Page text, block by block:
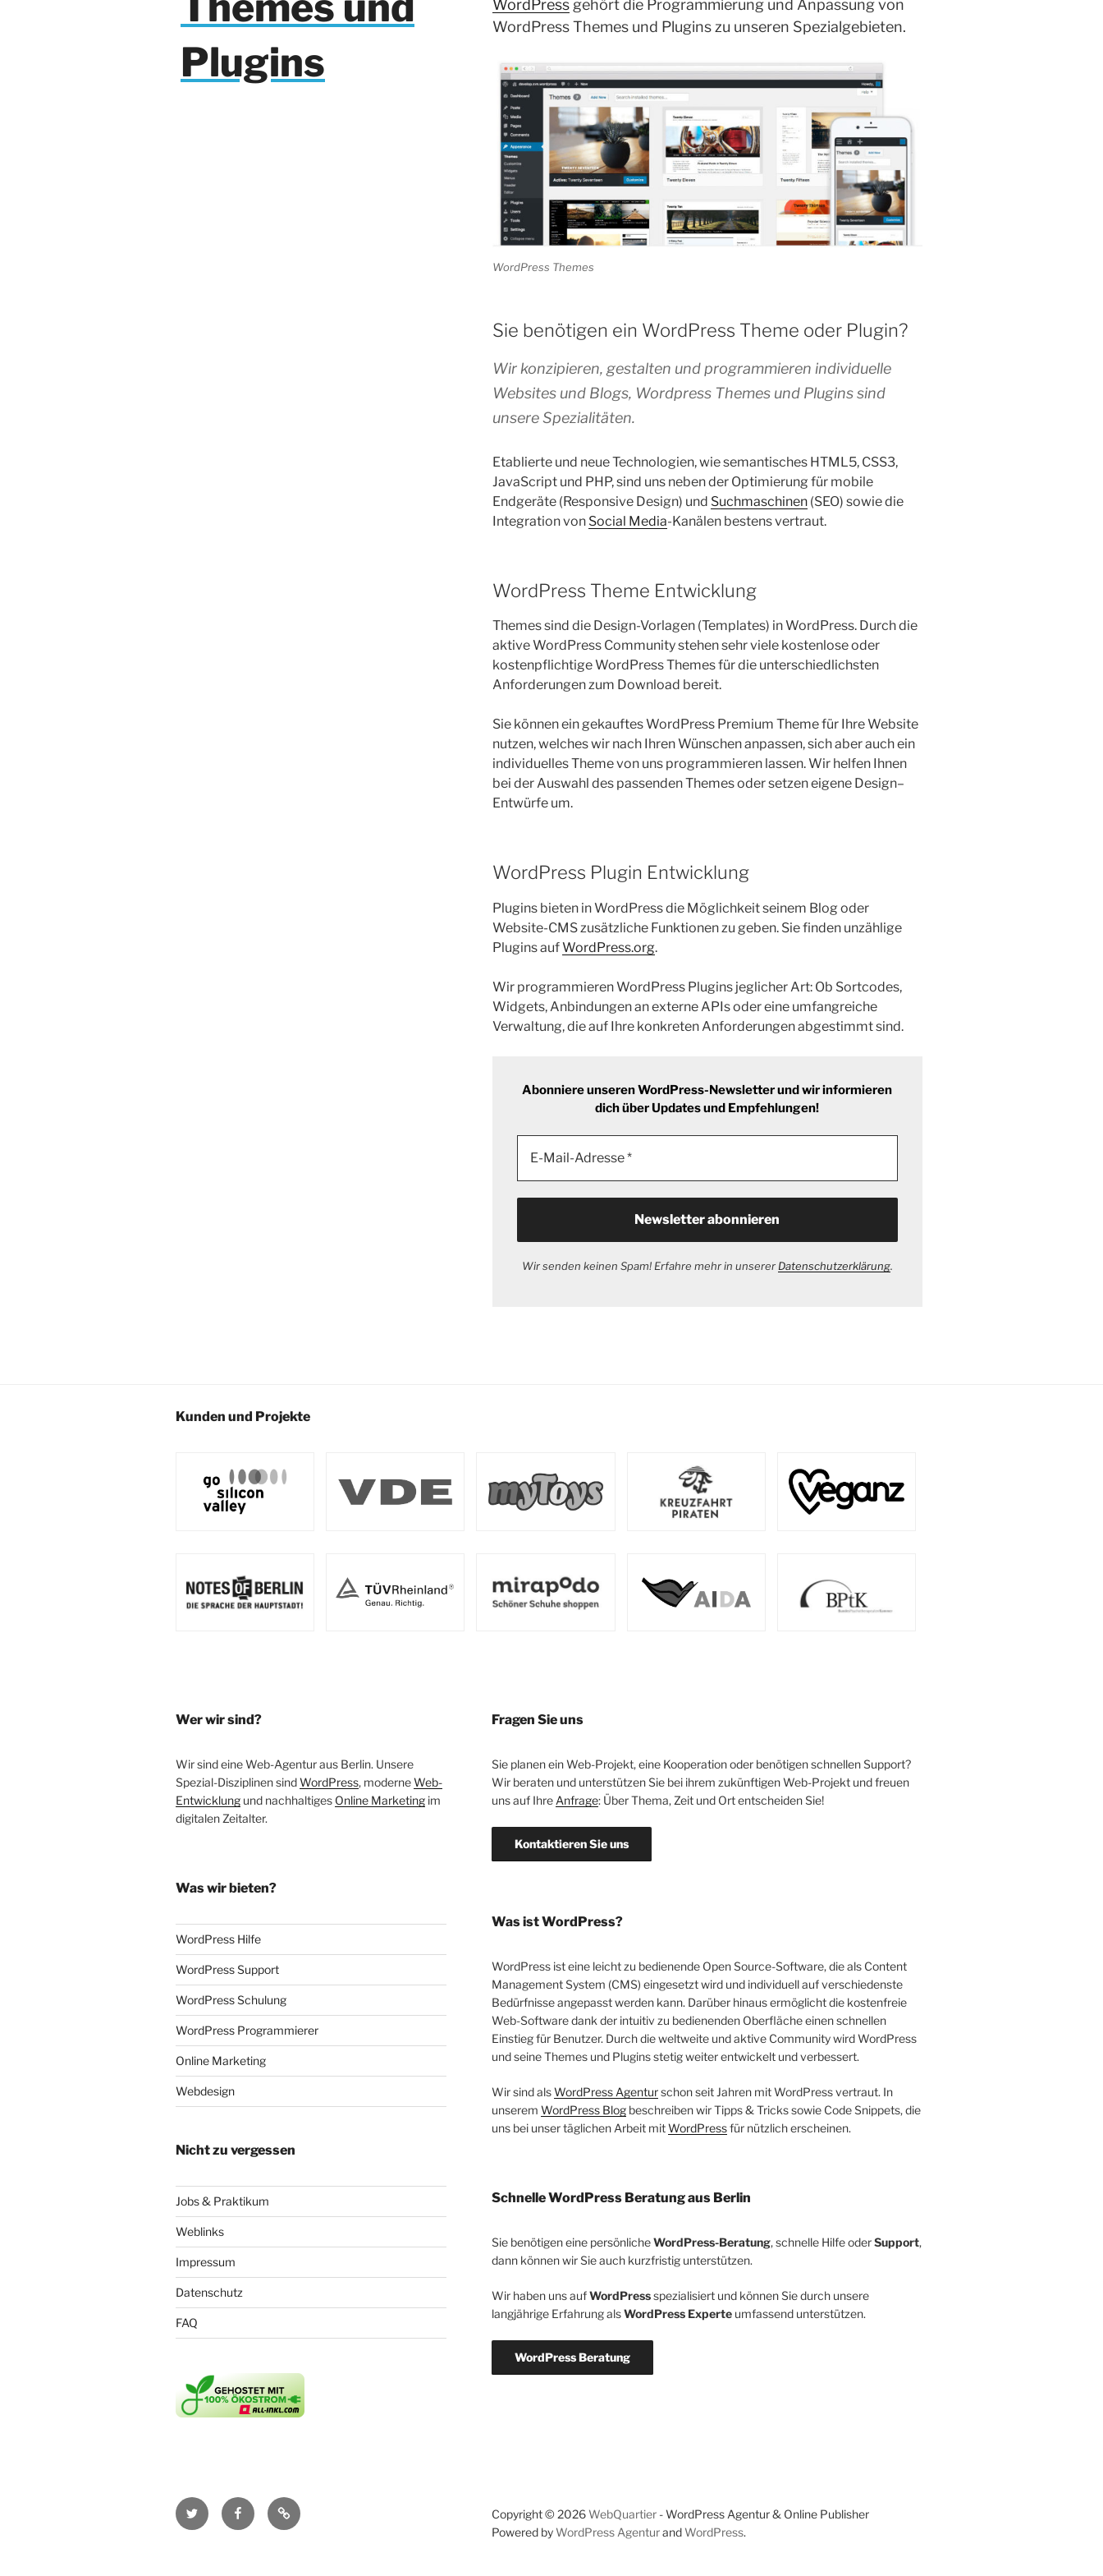
Plugins
WordPressgehört die Programmierung und Anpassung von
WordPress Themes und Plugins zu unseren Spezialgebieten.
WordPress Themes
Sie benötigen ein WordPress Theme oder Plugin?
Wir konzipieren, gestalten und programmieren individuelle
Websites und Blogs, Wordpress Themes und Plugins sind
unsere Spezialitäten.
Etablierte und neue Technologien, wie semantisches HTML5, CSS3,
JavaScript und PHP, sind uns neben der Optimierung für mobile
Endgeräte (Responsive Design) und Suchmaschinen(SEO) sowie die
Integration von Social Media-Kanälen bestens vertraut.
WordPress Theme Entwicklung
Themes sind die Design-Vorlagen (Templates) in WordPress. Durch die
aktive WordPress Community stehen sehr viele kostenlose oder
kostenpflichtige WordPress Themes für die unterschiedlichsten
Anforderungen zum Download bereit.
Sie können ein gekauftes WordPress Premium Theme für Ihre Website
nutzen, welches wir nach Ihren Wünschen anpassen, sich aber auch ein
individuelles Theme von uns programmieren lassen. Wir helfen Ihnen
bei der Auswahl des passenden Themes oder setzen eigene Design–
Entwürfe um.
WordPress Plugin Entwicklung
Plugins bieten in WordPress die Möglichkeit seinem Blog oder
Website-CMS zusätzliche Funktionen zu geben. Sie finden unzählige
Plugins aufWordPress.org.
Wir programmieren WordPress Plugins jeglicher Art: Ob Sortcodes,
Widgets, Anbindungen an externe APIs oder eine umfangreiche
Verwaltung, die auf Ihre konkreten Anforderungen abgestimmt sind.
Abonniere unseren WordPress-Newsletter und wir informieren
dich über Updates und Empfehlungen!
Wir senden keinen Spam! Erfahre mehr in unsererDatenschutzerklärung.
Kunden und Projekte
Wer wir sind?
Wir sind eine Web-Agentur aus Berlin. Unsere
Spezial-Disziplinen sindWordPress, moderneWeb-
Entwicklung und nachhaltiges Online Marketing im
digitalen Zeitalter.
Was wir bieten?
WordPress Hilfe
WordPress Support
WordPress Schulung
WordPress Programmierer
Online Marketing
Webdesign
Nicht zu vergessen
Jobs & Praktikum
Weblinks
Impressum
Datenschutz
FAQ
Fragen Sie uns
Sie planen ein Web-Projekt, eine Kooperation oder benötigen schnellen Support?
Wir beraten und unterstützen Sie bei ihrem zukünftigen Web-Projekt und freuen
uns auf IhreAnfrage: Über Thema, Zeit und Ort entscheiden Sie!
Kontaktieren Sie uns
Was ist WordPress?
WordPress ist eine leicht zu bedienende Open Source-Software, die als Content
Management System (CMS) eingesetzt wird und individuell auf verschiedenste
Bedürfnisse angepasst werden kann. Darüber hinaus ermöglicht die kostenfreie
Web-Software dank der intuitiv zu bedienenden Oberfläche einen schnellen
Einstieg für Benutzer. Durch die weltweite und aktive Community wird WordPress
und seine Themes und Plugins stetig weiter entwickelt und verbessert.
Wir sind alsWordPress Agenturschon seit Jahren mit WordPress vertraut. In
unserem WordPress Blogbeschreiben wir Tipps & Tricks sowie Code Snippets, die
uns bei unser täglichen Arbeit mitWordPressfür nützlich erscheinen.
Schnelle WordPress Beratung aus Berlin
Sie benötigen eine persönlicheWordPress-Beratung, schnelle Hilfe oderSupport,
dann können wir Sie auch kurzfristig unterstützen.
Wir haben uns aufWordPressspezialisiert und können Sie durch unsere
langjährige Erfahrung alsWordPress Experteumfassend unterstützen.
WordPress Beratung
Twitter FacebookRSS-
Feed
Copyright © 2026 WebQuartier- WordPress Agentur & Online Publisher
Powered by WordPress Agenturand WordPress.